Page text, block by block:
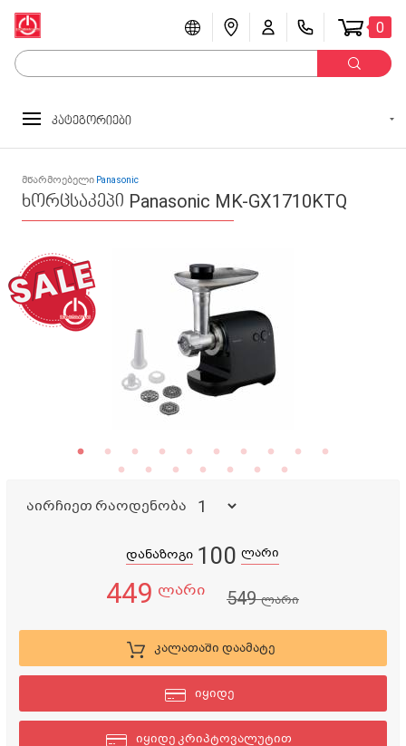
0
კატეგორიები
მწარმოებელი Panasonic
ხორცსაკეპი Panasonic MK-GX1710KTQ
აირჩიეთ რაოდენობა
დანაზოგი 100 ლარი
449 ლარი 549ლარი
კალათაში დაამატე
იყიდე
იყიდე კრიპტოვალუტით